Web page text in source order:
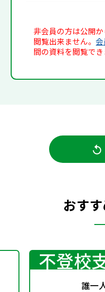
非会員の方は公開
閲覧出来ません。
間の資料を閲覧でき
おす
不登校
誰一